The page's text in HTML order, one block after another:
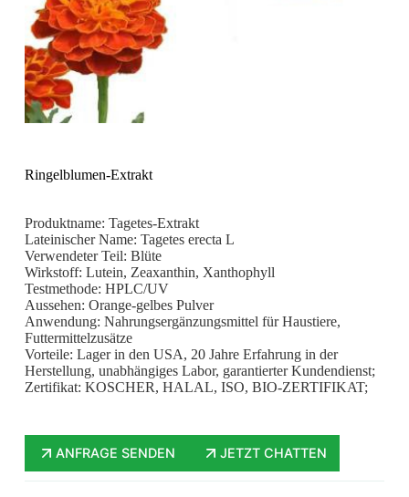
Ringelblumen-Extrakt
Produktname: Tagetes-Extrakt
Lateinischer Name: Tagetes erecta L
Verwendeter Teil: Blüte
Wirkstoff: Lutein, Zeaxanthin, Xanthophyll
Testmethode: HPLC/UV
Aussehen: Orange-gelbes Pulver
Anwendung: Nahrungsergänzungsmittel für Haustiere,
Futtermittelzusätze
Vorteile: Lager in den USA, 20 Jahre Erfahrung in der
Herstellung, unabhängiges Labor, garantierter Kundendienst;
Zertifikat: KOSCHER, HALAL, ISO, BIO-ZERTIFIKAT;
ANFRAGE SENDEN JETZT CHATTEN